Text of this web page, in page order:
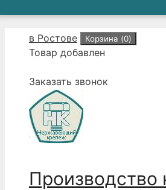
Перейтив Ростове Корзина (0)
Товар добавлен
Заказать звонок
Производство